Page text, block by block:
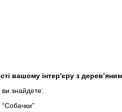
вашому інтер'єру з
ви знайдете: